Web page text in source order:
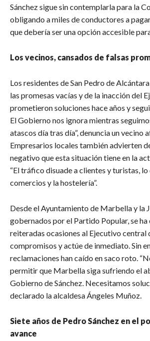
Sánchez sigue sin contemplarla para la
obligando a miles de conductores a
que debería ser una opción accesible
Los vecinos, cansados de falsas
Los residentes de San Pedro de
las promesas vacías y de la inacción del
prometieron soluciones hace años y
El Gobierno nos ignora mientras
atascos día tras día”, denuncia un vecino
Empresarios locales también advierten
negativo que esta situación tiene en la
“El tráfico disuade a clientes y turistas,
comercios y la hostelería”.
Desde el Ayuntamiento de Marbella y la
gobernados por el Partido Popular, se ha
reiteradas ocasiones al Ejecutivo central
compromisos y actúe de inmediato. Sin
reclamaciones han caído en saco roto.
permitir que Marbella siga sufriendo el
Gobierno de Sánchez. Necesitamos
declarado la alcaldesa Ángeles Muñoz.
Siete años de Pedro Sánchez en el
avance